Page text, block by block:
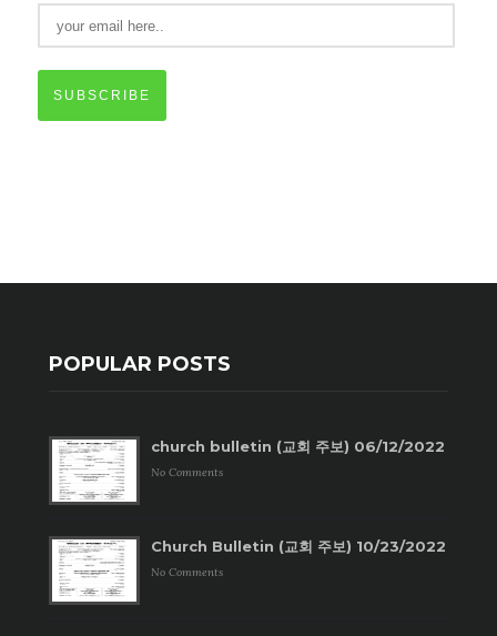
SUBSCRIBE
POPULAR POSTS
church bulletin (교회 주보) 06/12/2022
No Comments
Church Bulletin (교회 주보) 10/23/2022
No Comments